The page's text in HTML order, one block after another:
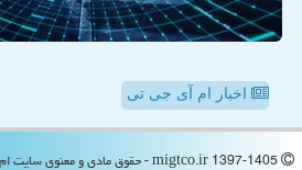
اخبار ام آی جی تی